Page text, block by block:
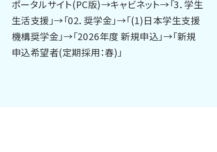
ポータルサイト(PC版)→キャビネット→「3．学生
生活支援」→「02．奨学金」→「(1)日本学生支援
機構奨学金」→「2026年度 新規申込」→「新規
申込希望者(定期採用：春)」